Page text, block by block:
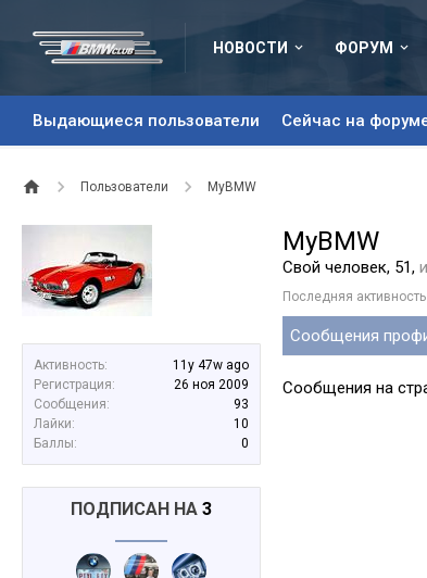
НОВОСТИ ФОРУМ
Выдающиеся пользователи Сейчас на
Пользователи MyBMW
Активность:
11y 47w ago
Регистрация:
26 ноя 2009
Сообщения:
93
Лайки:
10
Баллы:
0
ПОДПИСАН НА 3
MyBMW
Свой человек, 51,
Последняя
Сообщения
Сообщения на